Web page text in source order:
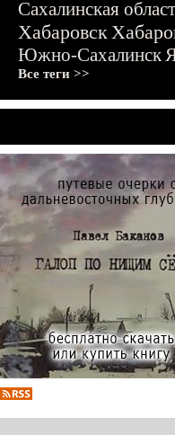
Сахалинская
Хабаровск
Южно-Сахалинск
Все теги >>